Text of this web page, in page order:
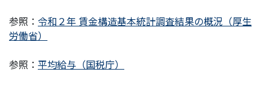
参照： 令和２年 賃金構造基本統計調査結果の概況（厚生
労働省）
参照： 平均給与（国税庁）